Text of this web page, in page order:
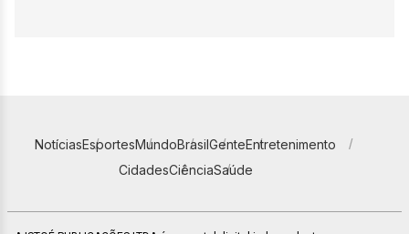
NotíciasEsportesMundoBrasilGenteEntretenimento
CidadesCiênciaSaúde